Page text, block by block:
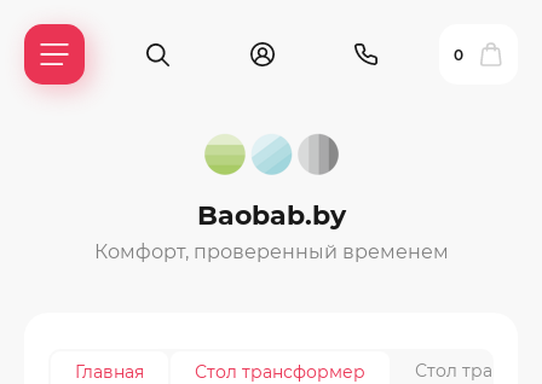
0
Baobab.by
Комфорт, проверенный временем
Главная Стол трансформер Стол